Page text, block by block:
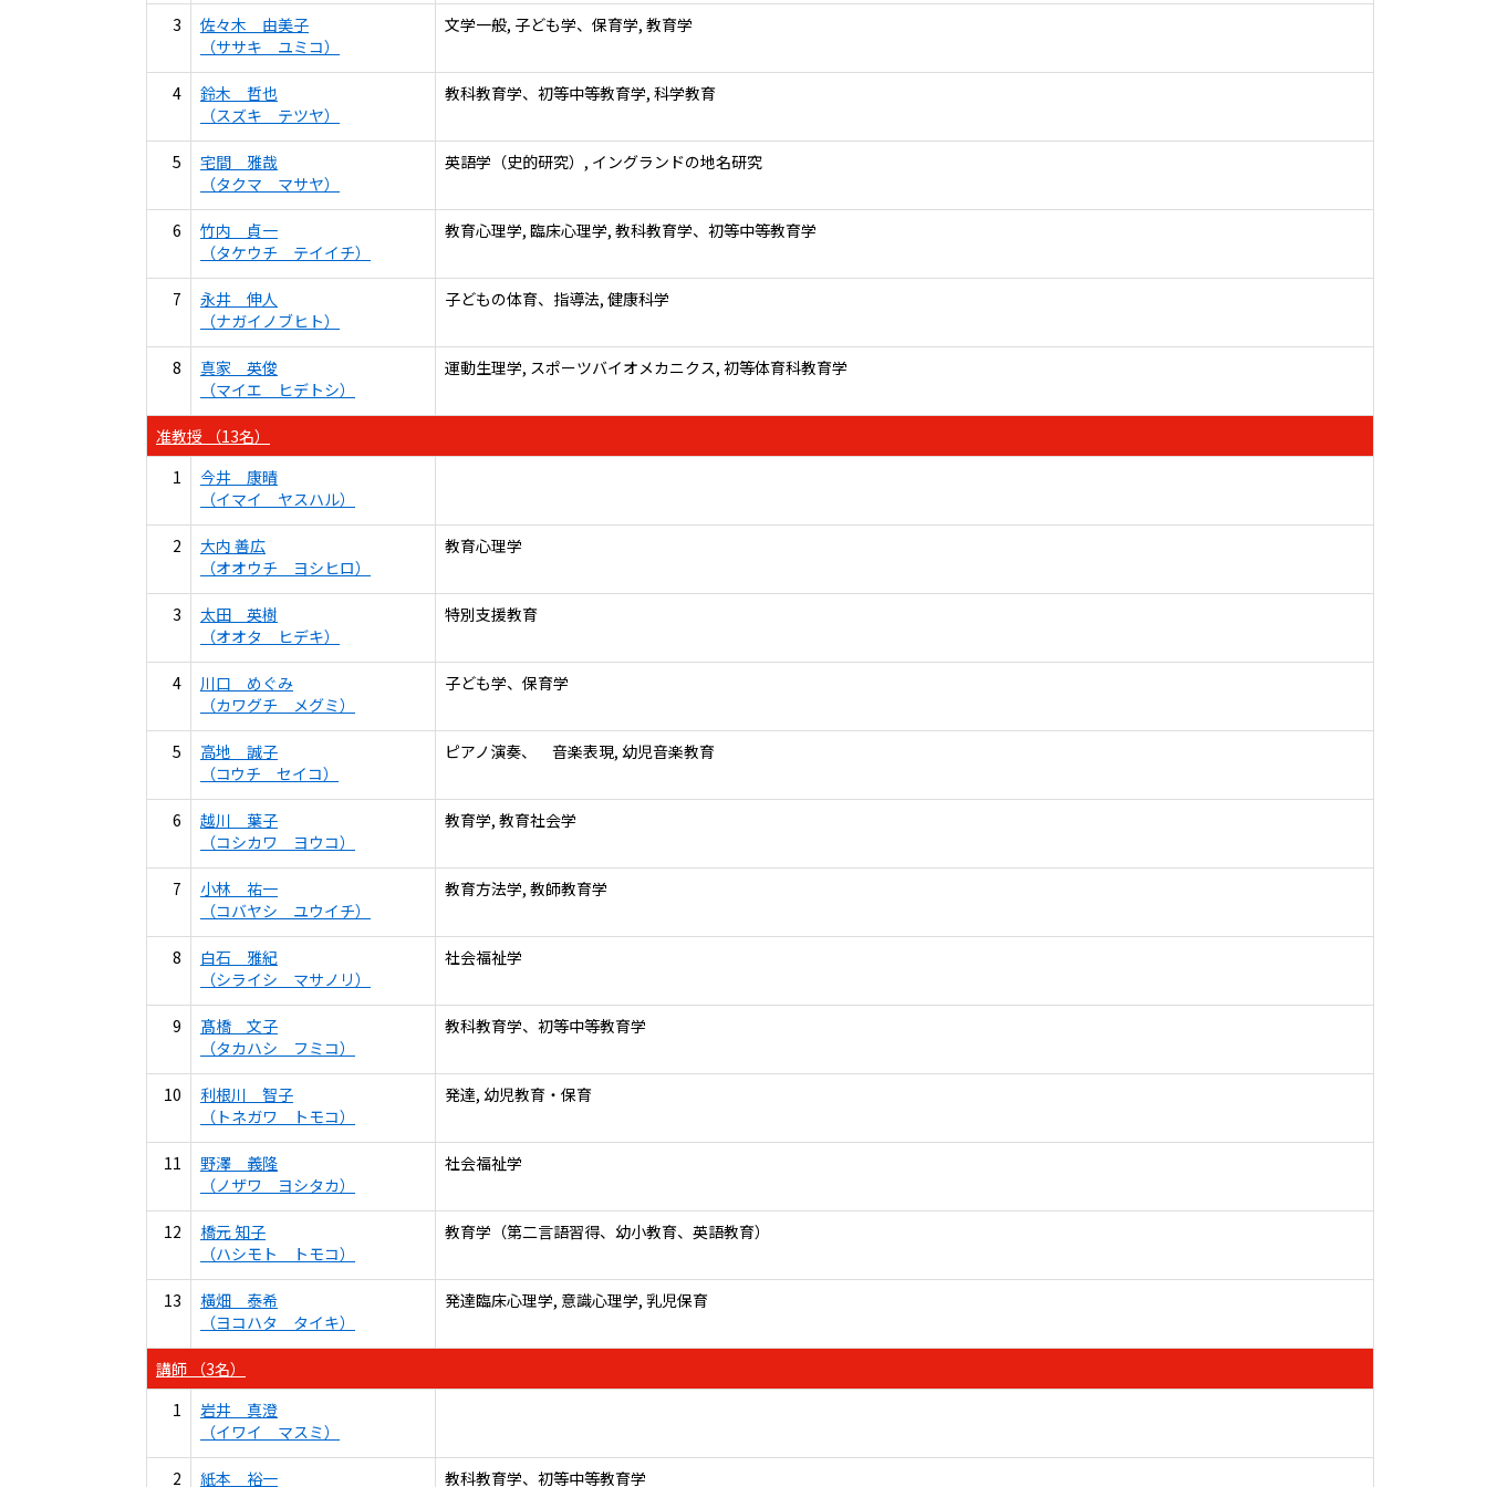
3
佐々木 由美子
（ササキ ユミコ）
文学一般, 子ども学、保育学, 教育学
4
鈴木 哲也
（スズキ テツヤ）
教科教育学、初等中等教育学, 科学教育
5
宅間 雅哉
（タクマ マサヤ）
英語学（史的研究）, イングランドの地名研究
6
竹内 貞一
（タケウチ テイイチ）
教育心理学, 臨床心理学, 教科教育学、初等中等教育学
7
永井 伸人
（ナガイノブヒト）
子どもの体育、指導法, 健康科学
8
真家 英俊
（マイエ ヒデトシ）
運動生理学, スポーツバイオメカニクス, 初等体育科教育学
准教授 （13名）
1
今井 康晴
（イマイ ヤスハル）
2
大内 善広
（オオウチ ヨシヒロ）
教育心理学
3
太田 英樹
（オオタ ヒデキ）
特別支援教育
4
川口 めぐみ
（カワグチ メグミ）
子ども学、保育学
5
高地 誠子
（コウチ セイコ）
ピアノ演奏、 音楽表現, 幼児音楽教育
6
越川 葉子
（コシカワ ヨウコ）
教育学, 教育社会学
7
小林 祐一
（コバヤシ ユウイチ）
教育方法学, 教師教育学
8
白石 雅紀
（シライシ マサノリ）
社会福祉学
9
髙橋 文子
（タカハシ フミコ）
教科教育学、初等中等教育学
10
利根川 智子
（トネガワ トモコ）
発達, 幼児教育・保育
11
野澤 義隆
（ノザワ ヨシタカ）
社会福祉学
12
橋元 知子
（ハシモト トモコ）
教育学（第二言語習得、幼小教育、英語教育）
13
橫畑 泰希
（ヨコハタ タイキ）
発達臨床心理学, 意識心理学, 乳児保育
講師 （3名）
1
岩井 真澄
（イワイ マスミ）
2 紙本 裕一 教科教育学、初等中等教育学